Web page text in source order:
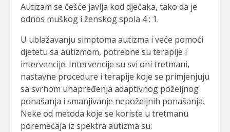
Autizam se češće javlja kod dječaka, tako da je
odnos muškog i ženskog spola 4 : 1.
U ublažavanju simptoma autizma i veće pomoći
djetetu sa autizmom, potrebne su terapije i
intervencije. Intervencije su svi oni tretmani,
nastavne procedure i terapije koje se primjenjuju
sa svrhom unapređenja adaptivnog poželjnog
ponašanja i smanjivanje nepoželjnih ponašanja.
Neke od metoda koje se koriste u tretmanu
poremećaja iz spektra autizma su: